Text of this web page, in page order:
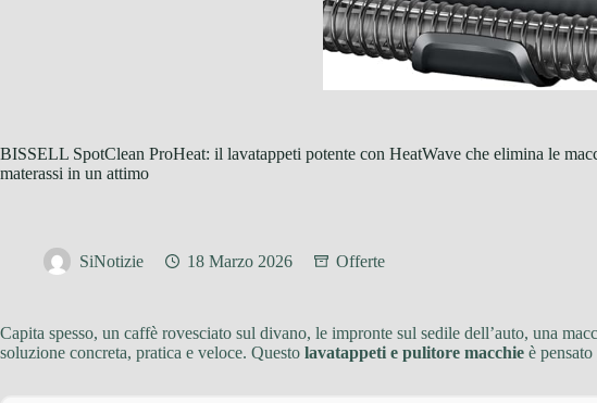
BISSELL SpotClean ProHeat: il lavatappeti potente con HeatWave che elimina le
materassi in un attimo
SiNotizie 18 Marzo 2026 Offerte
Capita spesso, un caffè rovesciato sul divano, le impronte sul sedile dell’auto, una
soluzione concreta, pratica e veloce. Questo lavatappeti e pulitore macchie è